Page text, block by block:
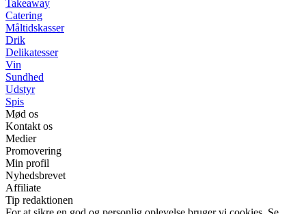
Takeaway
Catering
Måltidskasser
Drik
Delikatesser
Vin
Sundhed
Udstyr
Spis
Mød os
Kontakt os
Medier
Promovering
Min profil
Nyhedsbrevet
Affiliate
Tip redaktionen